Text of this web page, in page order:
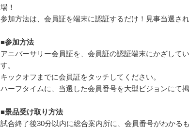
場！
参加方法は、会員証を端末に認証するだけ！見事当選さ
■参加方法
アニバーサリー会員証を、会員証の認証端末にかざして
す。
キックオフまでに会員証をタッチしてください。
ハーフタイムに、当選した会員番号を大型ビジョンにて掲
■景品受け取り方法
試合終了後30分以内に総合案内所に、会員番号がわかる